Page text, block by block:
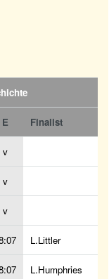
E Finalist
v
v
v
L.Littler
L.Humphries